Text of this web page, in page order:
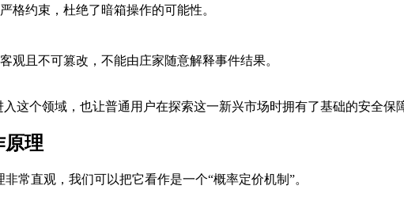
格约束，杜绝了暗箱操作的可能性。
观且不可篡改，不能由庄家随意解释事件结果。
这个领域，也让普通用户在探索这一新兴市场时拥有了基础的安全保
原理
常直观，我们可以把它看作是一个“概率定价机制”。